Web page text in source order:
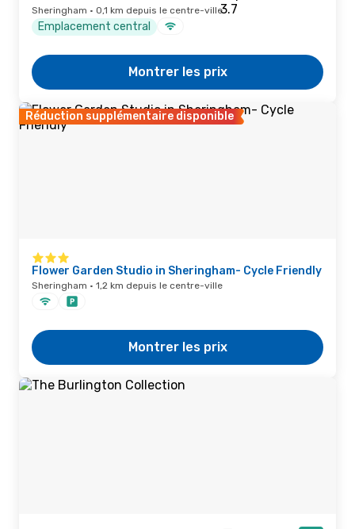
Sheringham · 0,1 km depuis le centre-ville
Emplacement central
Montrer les prix
Réduction supplémentaire disponible
Flower Garden Studio in Sheringham- Cycle Friendly
Sheringham · 1,2 km depuis le centre-ville
Montrer les prix